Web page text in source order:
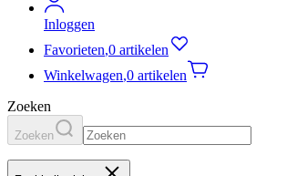
Inloggen
Favorieten,0 artikelen
Winkelwagen,0 artikelen
Zoeken
Zoeken